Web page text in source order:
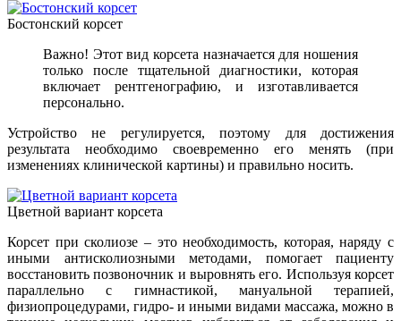
Бостонский корсет
Важно! Этот вид корсета назначается для ношения
только после тщательной диагностики, которая
включает рентгенографию, и изготавливается
персонально.
Устройство не регулируется, поэтому для достижения
результата необходимо своевременно его менять (при
изменениях клинической картины) и правильно носить.
Цветной вариант корсета
Корсет при сколиозе – это необходимость, которая, наряду с
иными антисколиозными методами, помогает пациенту
восстановить позвоночник и выровнять его. Используя корсет
параллельно с гимнастикой, мануальной терапией,
физиопроцедурами, гидро- и иными видами массажа, можно в